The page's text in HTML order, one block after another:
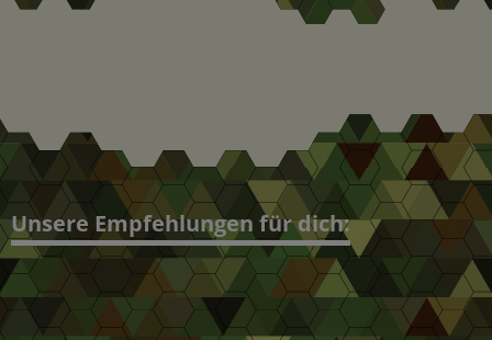
Unsere Empfehlungen für dich: